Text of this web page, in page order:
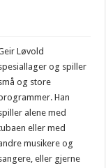
Løvold
og spiller
og store
Han
alene med
eller med
musikere og
eller gjerne